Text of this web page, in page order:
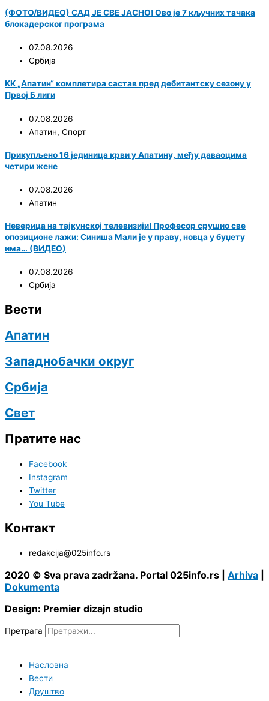
(ФОТО/ВИДЕО) САД ЈЕ СВЕ ЈАСНО! Ово је 7 кључних тачака
блокадерског програма
07.08.2026
Србија
KK „Апатин“ комплетира састав пред дебитантску сезону у
Првој Б лиги
07.08.2026
Апатин, Спорт
Прикупљено 16 јединица крви у Апатину, међу даваоцима
четири жене
07.08.2026
Апатин
Неверица на тајкунској телевизији! Професор срушио све
опозиционе лажи: Синиша Мали је у праву, новца у буџету
има… (ВИДЕО)
07.08.2026
Србија
Вести
Апатин
Западнобачки округ
Србија
Свет
Пратите нас
Facebook
Instagram
Twitter
You Tube
Контакт
redakcija@025info.rs
2020 © Sva prava zadržana. Portal 025info.rs | Arhiva
Dokumenta
Design: Premier dizajn studio
Претрага
Насловна
Вести
Друштво